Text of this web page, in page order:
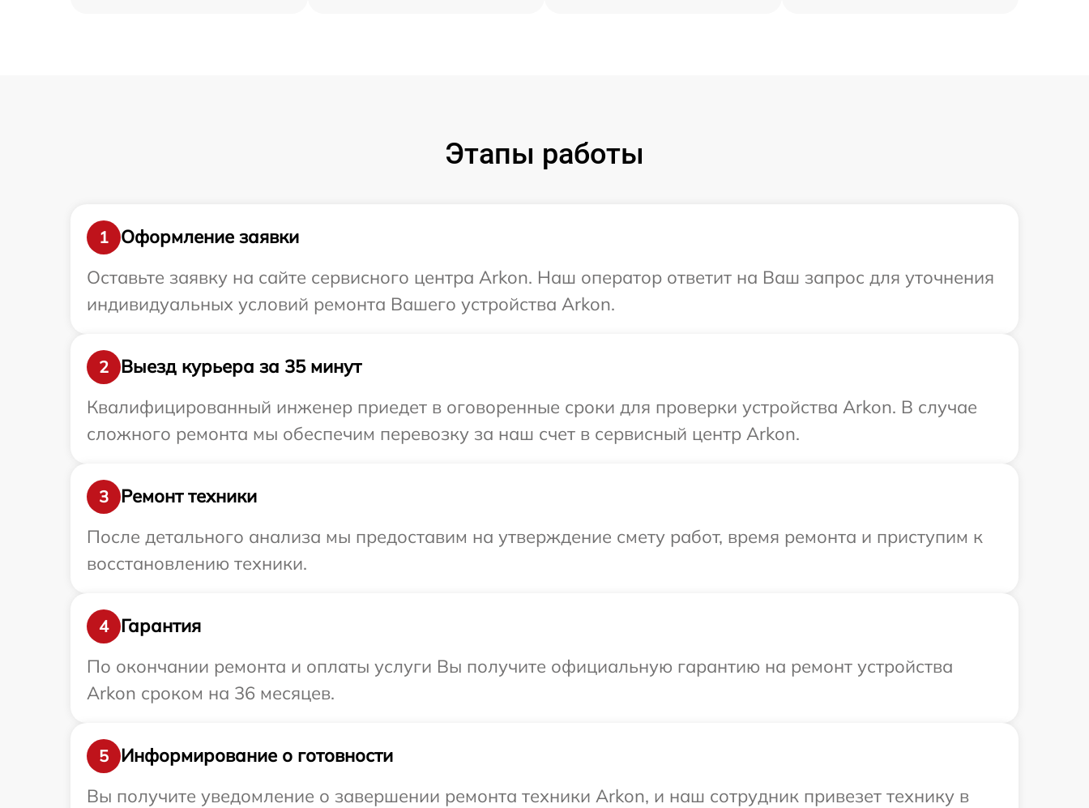
Этапы работы
1
Оформление заявки
Оставьте заявку на сайте сервисного центра Arkon. Наш оператор ответит на Ваш запрос для уточнения
индивидуальных условий ремонта Вашего устройства Arkon.
2
Выезд курьера за 35 минут
Квалифицированный инженер приедет в оговоренные сроки для проверки устройства Arkon. В случае
сложного ремонта мы обеспечим перевозку за наш счет в сервисный центр Arkon.
3
Ремонт техники
После детального анализа мы предоставим на утверждение смету работ, время ремонта и приступим к
восстановлению техники.
4
Гарантия
По окончании ремонта и оплаты услуги Вы получите официальную гарантию на ремонт устройства
Arkon сроком на 36 месяцев.
5
Информирование о готовности
Вы получите уведомление о завершении ремонта техники Arkon, и наш сотрудник привезет технику в